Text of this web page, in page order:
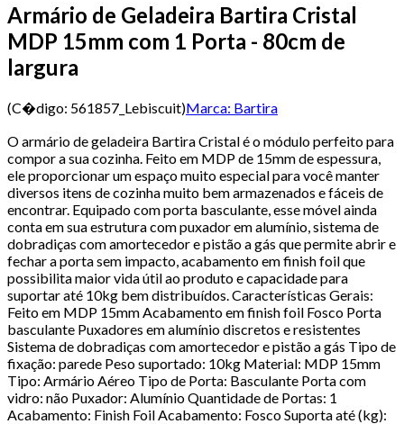
Armário de Geladeira Bartira Cristal
MDP 15mm com 1 Porta - 80cm de
largura
(C�digo: 561857_Lebiscuit)Marca: Bartira
O armário de geladeira Bartira Cristal é o módulo perfeito para
compor a sua cozinha. Feito em MDP de 15mm de espessura,
ele proporcionar um espaço muito especial para você manter
diversos itens de cozinha muito bem armazenados e fáceis de
encontrar. Equipado com porta basculante, esse móvel ainda
conta em sua estrutura com puxador em alumínio, sistema de
dobradiças com amortecedor e pistão a gás que permite abrir e
fechar a porta sem impacto, acabamento em finish foil que
possibilita maior vida útil ao produto e capacidade para
suportar até 10kg bem distribuídos. Características Gerais:
Feito em MDP 15mm Acabamento em finish foil Fosco Porta
basculante Puxadores em alumínio discretos e resistentes
Sistema de dobradiças com amortecedor e pistão a gás Tipo de
fixação: parede Peso suportado: 10kg Material: MDP 15mm
Tipo: Armário Aéreo Tipo de Porta: Basculante Porta com
vidro: não Puxador: Alumínio Quantidade de Portas: 1
Acabamento: Finish Foil Acabamento: Fosco Suporta até (kg):